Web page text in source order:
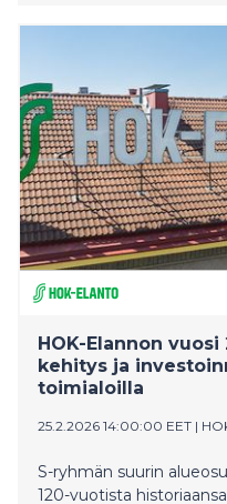
HOK-Elannon
kehitys ja
toimialoilla
25.2.2026 14:00:00 EET |
S-ryhmän suurin
120-vuotista